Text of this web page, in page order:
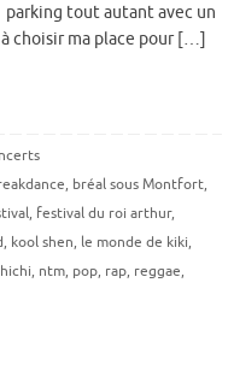
parking tout autant avec un
choisir ma place pour […]
, bréal sous Montfort,
, festival du roi arthur,
, kool shen, le monde de kiki,
, ntm, pop, rap, reggae,